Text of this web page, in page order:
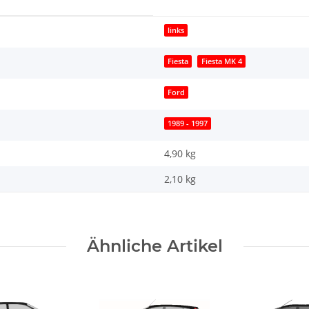
links
Fiesta Fiesta MK 4
Ford
1989 - 1997
4,90 kg
2,10 kg
Ähnliche Artikel